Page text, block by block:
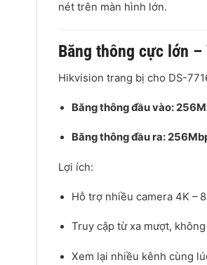
nét trên màn hình lớn.
Băng thông cực lớn
Hikvision trang bị cho DS-
Băng thông đầu vào:
Băng thông đầu ra:
Lợi ích:
Hỗ trợ nhiều camera 4K –
Truy cập từ xa mượt,
Xem lại nhiều kênh cùng